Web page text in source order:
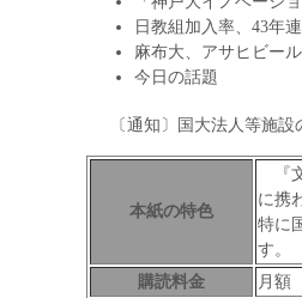
日教組加入率、43年
麻布大、アサヒビー
今日の話題
〔通知〕国大法人等施
本紙の特色
『
に携
特に
す。
購読料金
月